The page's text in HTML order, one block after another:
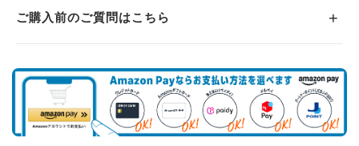
ご購入前のご質問はこちら